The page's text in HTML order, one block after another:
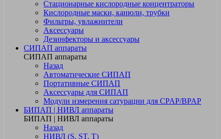
Стационарные кислородные концентраторы
Кислородные маски, канюли, трубки
Фильтры, увлажнители
Аксессуары
Дезинфекторы и аксессуары
СИПАП аппараты
СИПАП аппараты
Назад
Автоматические СИПАП
Портативные СИПАП
Аксессуары для СИПАП
Модули измерения сатурации для CPAP/BPAP
БИПАП | НИВЛ аппараты
БИПАП | НИВЛ аппараты
Назад
НИВЛ (S, ST, T)